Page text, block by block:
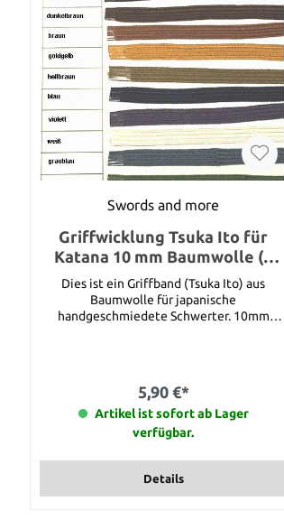
Swords and more
Griffwicklung Tsuka Ito für
Katana 10 mm Baumwolle (1
Meter)
Dies ist ein Griffband (Tsuka Ito) aus
Baumwolle für japanische
handgeschmiedete Schwerter. 10mm
weiß, graublau und grün. Bitte wählen Sie
zuerst die Farbe aus die Sie haben
möchten. Dieser Artikel steht für 1 Meter
gesamte Länge Ihrer Bestellung legen Sie
durch die Anzahl dieses Artikels fest.
Nehmen Sie also diesen Artikel 7 mal in
Ihren Warenkorb, so erhalten Sie von uns 7
5,90 €*
Artikel ist sofort ab Lager
verfügbar.
Details